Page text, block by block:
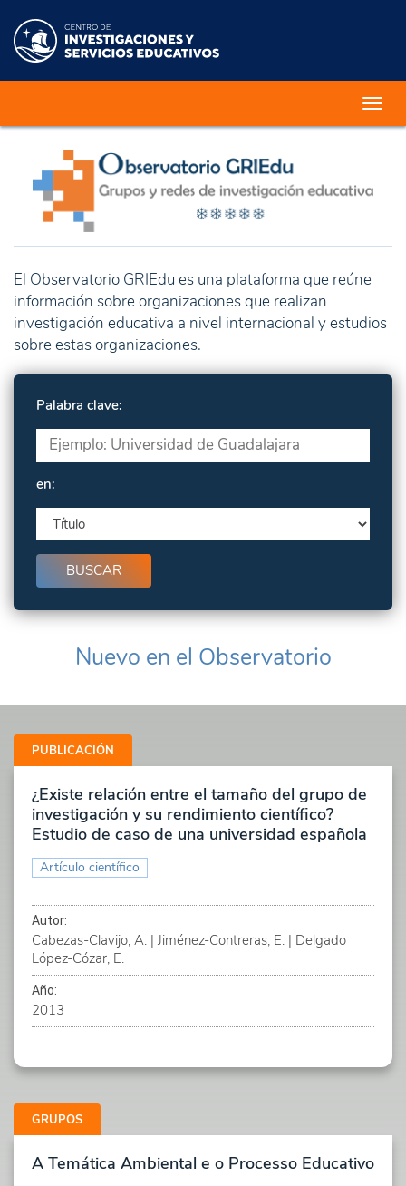
El Observatorio GRIEdu es una plataforma que reúne
información sobre organizaciones que realizan
investigación educativa a nivel internacional y estudios
sobre estas organizaciones.
Palabra clave:
en:
Nuevo en el Observatorio
PUBLICACIÓN
¿Existe relación entre el tamaño del grupo de
investigación y su rendimiento científico?
Estudio de caso de una universidad española
Artículo científico
Autor:
Cabezas-Clavijo, A. | Jiménez-Contreras, E. | Delgado
López-Cózar, E.
Año:
2013
GRUPOS
A Temática Ambiental e o Processo Educativo